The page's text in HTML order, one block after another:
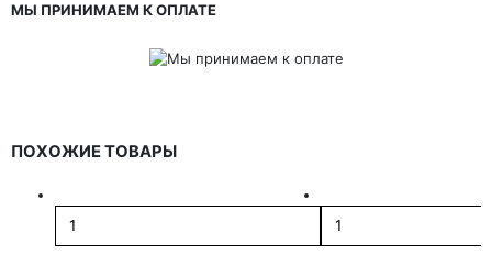
МЫ ПРИНИМАЕМ К ОПЛАТЕ
ПОХОЖИЕ ТОВАРЫ